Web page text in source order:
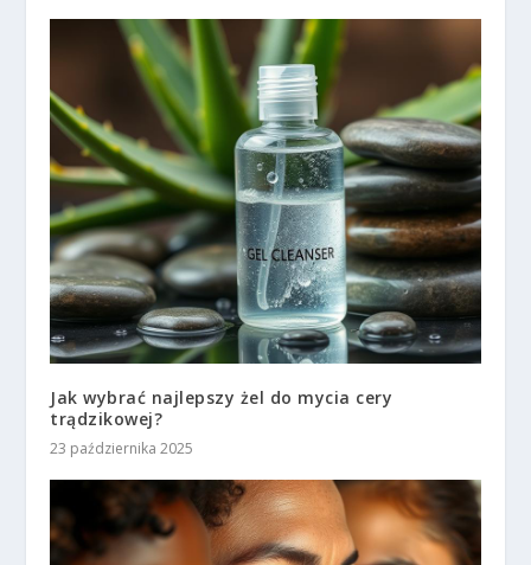
Jak wybrać najlepszy żel do mycia cery
trądzikowej?
23 października 2025